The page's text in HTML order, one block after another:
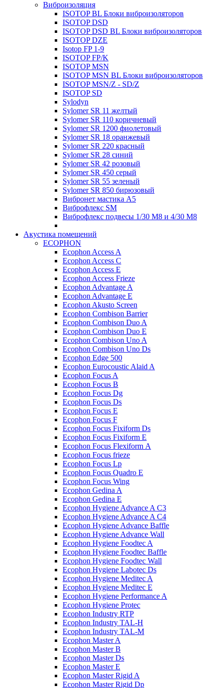
Виброизоляция
ISOTOP BL Блоки виброизоляторов
ISOTOP DSD
ISOTOP DSD BL Блоки виброизоляторов
ISOTOP DZE
Isotop FP 1-9
ISOTOP FP/K
ISOTOP MSN
ISOTOP MSN BL Блоки виброизоляторов
ISOTOP MSN/Z - SD/Z
ISOTOP SD
Sylodyn
Sylomer SR 11 желтый
Sylomer SR 110 коричневый
Sylomer SR 1200 фиолетовый
Sylomer SR 18 оранжевый
Sylomer SR 220 красный
Sylomer SR 28 синий
Sylomer SR 42 розовый
Sylomer SR 450 серый
Sylomer SR 55 зеленый
Sylomer SR 850 бирюзовый
Вибронет мастика А5
Виброфлекс SM
Виброфлекс подвесы 1/30 М8 и 4/30 М8
Акустика помещений
ECOPHON
Ecophon Access A
Ecophon Access C
Ecophon Access E
Ecophon Access Frieze
Ecophon Advantage A
Ecophon Advantage E
Ecophon Akusto Screen
Ecophon Combison Barrier
Ecophon Combison Duo A
Ecophon Combison Duo E
Ecophon Combison Uno A
Ecophon Combison Uno Ds
Ecophon Edge 500
Ecophon Eurocoustic Alaid A
Ecophon Focus A
Ecophon Focus B
Ecophon Focus Dg
Ecophon Focus Ds
Ecophon Focus E
Ecophon Focus F
Ecophon Focus Fixiform Ds
Ecophon Focus Fixiform E
Ecophon Focus Flexiform А
Ecophon Focus frieze
Ecophon Focus Lp
Ecophon Focus Quаdro E
Ecophon Focus Wing
Ecophon Gedina A
Ecophon Gedina E
Ecophon Hygiene Advance A C3
Ecophon Hygiene Advance A C4
Ecophon Hygiene Advance Baffle
Ecophon Hygiene Advance Wall
Ecophon Hygiene Foodtec A
Ecophon Hygiene Foodtec Baffle
Ecophon Hygiene Foodtec Wall
Ecophon Hygiene Labotec Ds
Ecophon Hygiene Meditec A
Ecophon Hygiene Meditec E
Ecophon Hygiene Performance A
Ecophon Hygiene Proteс
Ecophon Industry RTP
Ecophon Industry TAL-H
Ecophon Industry TAL-M
Ecophon Master A
Ecophon Master B
Ecophon Master Ds
Ecophon Master E
Ecophon Master Rigid A
Ecophon Master Rigid Dp